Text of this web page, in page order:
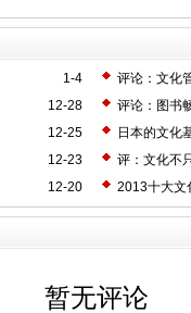
1-4
评论：文化
12-28
评论：图书
12-25
日本的文化
12-23
评：文化不
12-20
2013十大文
暂无评论